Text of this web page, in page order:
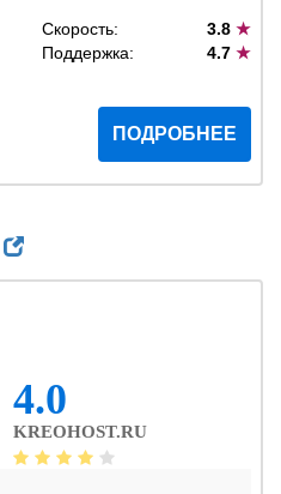
Скорость: 3.8 ★
Поддержка: 4.7 ★
ПОДРОБНЕЕ
4.0
KREOHOST.RU